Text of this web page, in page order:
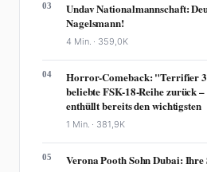
03
Undav Nationalmannschaft:
Nagelsmann!
4 Min. · 359,0K
04
Horror-Comeback: "Terrifier
beliebte FSK-18-Reihe zurück
enthüllt bereits den wichtigsten
1 Min. · 381,9K
05 Verona Pooth Sohn Dubai: